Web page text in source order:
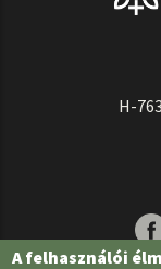
H-
A felhasználói